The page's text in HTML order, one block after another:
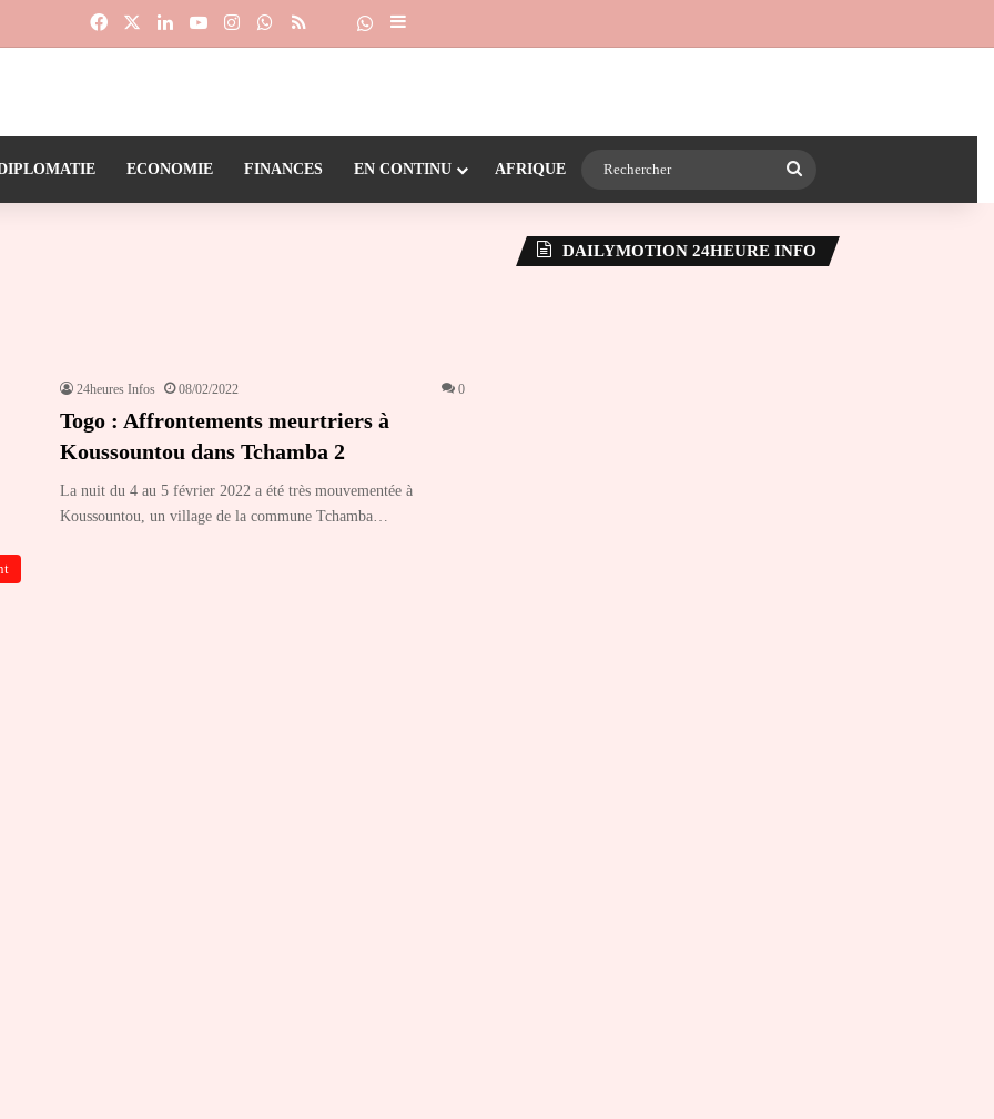
FacebookLinkedinYouTubeInstagramWhatsApp
RSS Dailymotion
Suivre la chaîne 24heureinfo sur WhatsApp
Sidebar (barre latérale)
ECONOMIE FINANCES EN CONTINU AFRIQUE
24heures Infos 08/02/2022 0
Togo : Affrontements meurtriers à
Koussountou dans Tchamba 2
La nuit du 4 au 5 février 2022 a été très mouvementée à
Koussountou, un village de la commune Tchamba…
DAILYMOTION 24HEURE INFO